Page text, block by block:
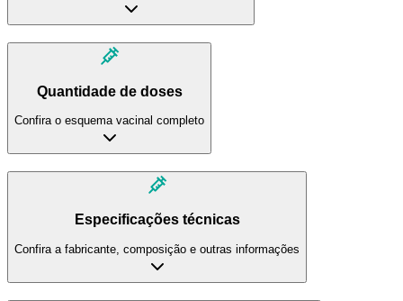
Quantidade de doses
Confira o esquema vacinal completo
Especificações técnicas
Confira a fabricante, composição e outras informações